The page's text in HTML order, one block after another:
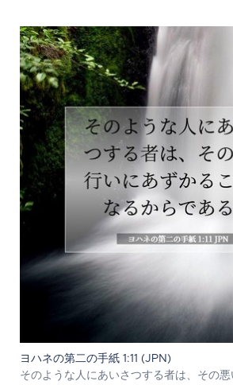
ヨハネの第二の手紙 1:11 (JPN)
そのような人にあいさつする者は、その